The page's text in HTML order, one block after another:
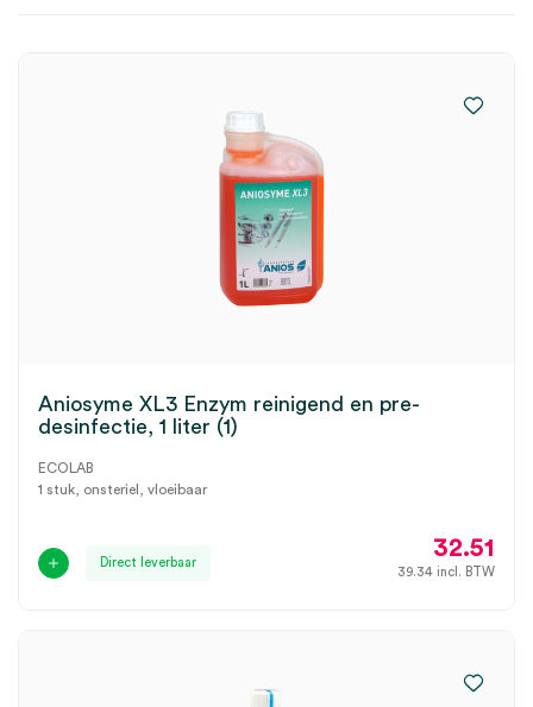
Aniosyme XL3 Enzym reinigend en pre-
desinfectie, 1 liter (1)
ECOLAB
1 stuk, onsteriel, vloeibaar
Direct leverbaar
32.51
39.34 incl. BTW